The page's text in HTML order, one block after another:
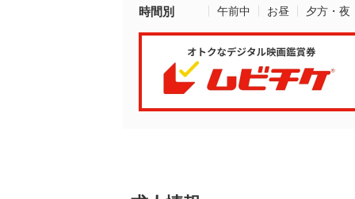
時間別 午前中 お昼 夕方・夜